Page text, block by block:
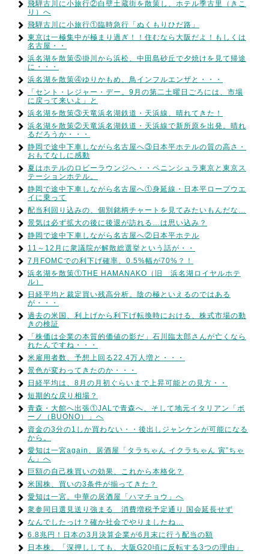
飛騨古川に小旅行②白壁土蔵街を散策し、ホテル季古里（きこ
り）へ
飛騨古川に小旅行①臨時急行「ぬくもりひだ路」
東京は一極集中が極まり過ぎ！！住むなら大阪だよ！もしくは
名古屋・・
浜名湖を散策⑤掛川から浜松、中田島砂丘で夕焼けを見て帰途
に・・・
浜名湖を散策④ゆりかもめ、鳥インフルエンザと・・・
「セント・レジャー・デー。9月の第二土曜日ごろには、市場
に戻って来いよ」と
浜名湖を散策③天竜浜名湖鉄道・天浜線、晴れてきた！
浜名湖を散策②天竜浜名湖鉄道・天浜線で新所原を出発。晴れ
るだろうか・・・
静岡で途中下車しながら名古屋へ③日本平ホテルの質の高さ・
おもてなしに感動
夏はホテルのロビーラウンジへ・・ペニンシュラ東京と東京ス
テーションホテル。
静岡で途中下車しながら名古屋へ①身延線・日本平ロープウエ
イに乗って
配当利回り込みの、個別銘柄チャートを見てみたいもんだな…
景気は必ず拡大の後に後退が訪れる…は思い込み？
静岡で途中下車しながら名古屋へ②日本平ホテル
11～12月に衆議院が解散総選挙という話が・・
7月FOMCでの利下げ確率、0.5%幅が70%？！
浜名湖を散策①THE HAMANAKO（旧 浜名湖ロイヤルホテ
ル）
日経平均と裁定買い残高分析。陰の極といえるのではある
が・・・
過去の米国、利上げから利下げ転換時における、株式市場の動
きの検証
「株価は企業の本質的価値の影だ」石川臨太郎さんが亡くなら
れたんですね・・・
米雇用者数、予想上回る22.4万人増と・・・
景色が変わってきたのか・・・
日経平均は、8月の月初ぐらいまで上昇可能との見方・・
短期的な戻り相場？
青森・大館へ出張①JALで青森へ、そして地元イタリアン「ボ
ーノ（BUONO）」へ
資金の3分の1しか買わない・・後出しジャンケンが可能になる
から。
愛知は一宮again、居酒屋「タラちゃん イクラちゃん 寅”ちゃ
ん」へ
巨額の自己株買いの効果、これから本格化？
米国株、買いの3条件が揃ってきた？
愛知は一宮。中華の居酒屋「ハマチョウ」へ
衆参同日選見送り強まる 消費増税予定通り 国会延長せず
なんでしたっけ？確か社会でやりましたね…
6.8兆円！日本の3月決算企業が6月末に行う配当の額
日本株。「深押ししても、大阪G20頃に反転する3つの理由」